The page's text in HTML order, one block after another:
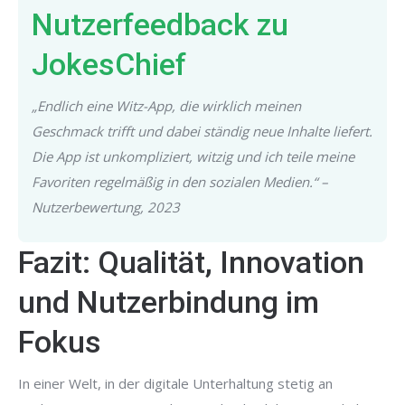
Nutzerfeedback zu
JokesChief
„Endlich eine Witz-App, die wirklich meinen
Geschmack trifft und dabei ständig neue Inhalte liefert.
Die App ist unkompliziert, witzig und ich teile meine
Favoriten regelmäßig in den sozialen Medien.“ –
Nutzerbewertung, 2023
Fazit: Qualität, Innovation
und Nutzerbindung im
Fokus
In einer Welt, in der digitale Unterhaltung stetig an